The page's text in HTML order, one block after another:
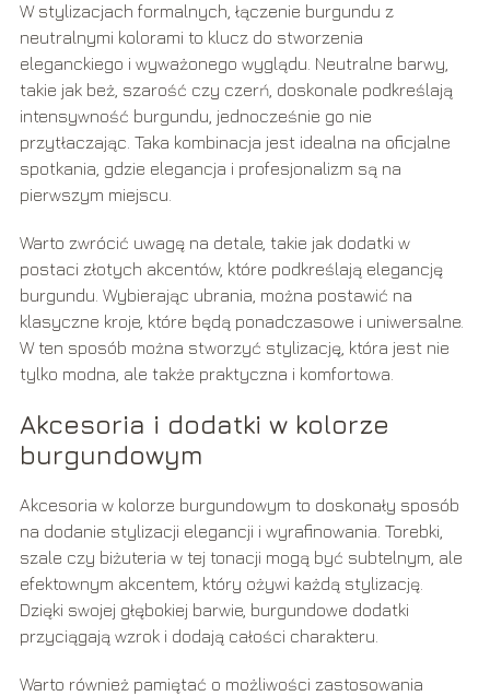
W stylizacjach formalnych, łączenie burgundu z
neutralnymi kolorami to klucz do stworzenia
eleganckiego i wyważonego wyglądu. Neutralne barwy,
takie jak beż, szarość czy czerń, doskonale podkreślają
intensywność burgundu, jednocześnie go nie
przytłaczając. Taka kombinacja jest idealna na oficjalne
spotkania, gdzie elegancja i profesjonalizm są na
pierwszym miejscu.
Warto zwrócić uwagę na detale, takie jak dodatki w
postaci złotych akcentów, które podkreślają elegancję
burgundu. Wybierając ubrania, można postawić na
klasyczne kroje, które będą ponadczasowe i uniwersalne.
W ten sposób można stworzyć stylizację, która jest nie
tylko modna, ale także praktyczna i komfortowa.
Akcesoria i dodatki w kolorze
burgundowym
Akcesoria w kolorze burgundowym to doskonały sposób
na dodanie stylizacji elegancji i wyrafinowania. Torebki,
szale czy biżuteria w tej tonacji mogą być subtelnym, ale
efektownym akcentem, który ożywi każdą stylizację.
Dzięki swojej głębokiej barwie, burgundowe dodatki
przyciągają wzrok i dodają całości charakteru.
Warto również pamiętać o możliwości zastosowania